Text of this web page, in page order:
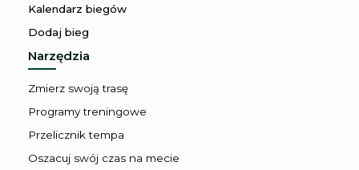
Kalendarz biegów
Dodaj bieg
Narzędzia
Zmierz swoją trasę
Programy treningowe
Przelicznik tempa
Oszacuj swój czas na mecie